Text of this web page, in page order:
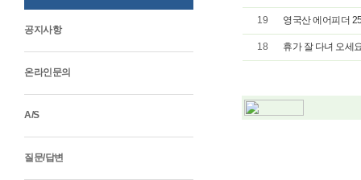
공지사항
온라인문의
A/S
질문/답변
19 영국산 에어피더
18 휴가 잘 다녀 오세